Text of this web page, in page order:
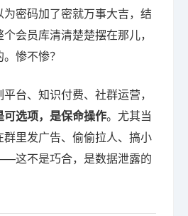
密码加了密就万事大吉，结
会员库清清楚楚摆在那儿，
惨不惨？
台、知识付费、社群运营，
选项，是保命操作。尤其当
里发广告、偷偷拉人、搞小
这不是巧合，是数据泄露的